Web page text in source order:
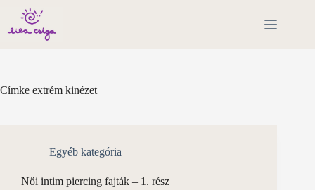
content
Címke extrém kinézet
Egyéb kategória
Női intim piercing fajták – 1. rész